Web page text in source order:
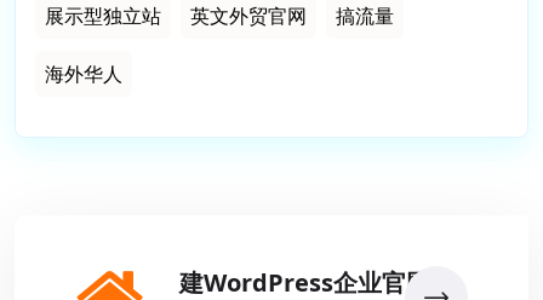
展示型独立站 英文外贸官网 搞流量
海外华人
建WordPress企业官网